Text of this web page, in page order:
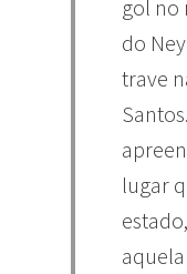
gol no
do
trave
lugar